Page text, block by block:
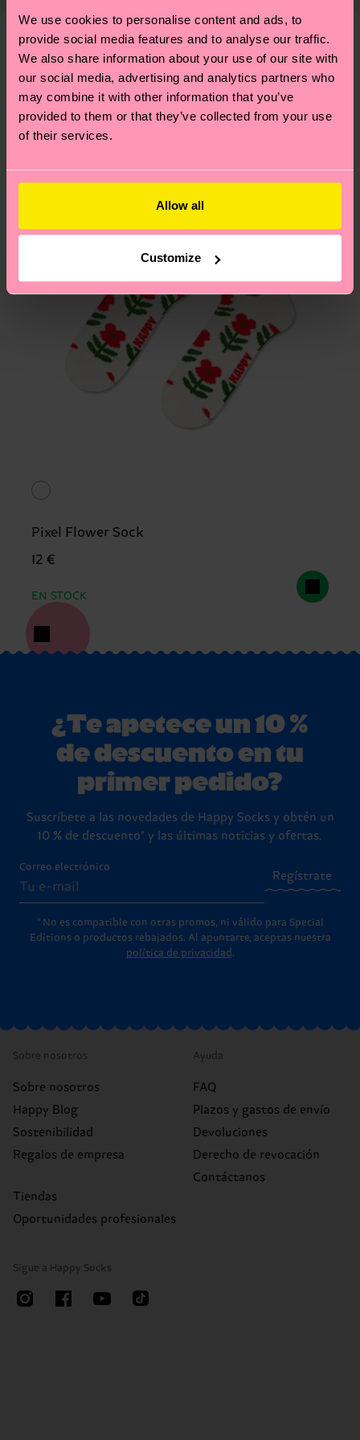
We use cookies to personalise content and ads, to
provide social media features and to analyse our traffic.
We also share information about your use of our site with
our social media, advertising and analytics partners who
may combine it with other information that you’ve
provided to them or that they’ve collected from your use
of their services.
Allow all
Customize
llevarte algunos trucos? Pásate por nuestra página
de sostenibilidad.
tiempo exacto puede variar según el servicio
postal local.
¿Tienes dudas sobre las devoluciones? Visita
nuestra página deDevolucionespara ver las
respuestas a las preguntas más frecuentes.
Creemos que te va a encantarDiseños parecidos
¡Novedades!
Pixel Flower Sock
12 €
EN STOCK
¿Te apetece un 10 %
de descuento en tu
primer pedido?
Suscríbete a las novedades de Happy Socks y obtén un
10 % de descuento* y las últimas noticias y ofertas.
Correo electrónico
Regístrate
* No es compatible con otras promos, ni válido para Special
Editions o productos rebajados. Al apuntarte, aceptas nuestra
política de privacidad .
Sobre nosotros
Sobre nosotros
Happy Blog
Sostenibilidad
Regalos de empresa
Tiendas
Oportunidades profesionales
Ayuda
FAQ
Plazos y gastos de envío
Devoluciones
Derecho de revocación
Contáctanos
Sigue a Happy Socks